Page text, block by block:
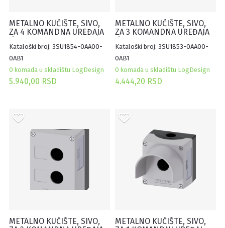
METALNO KUĆIŠTE, SIVO,
ZA 4 KOMANDNA UREĐAJA
ZA OZNAKE
Kataloški broj: 3SU1854-0AA00-
0AB1
0 komada u skladištu LogDesign
5.940,00 RSD
METALNO KUĆIŠTE, SIVO,
ZA 3 KOMANDNA UREĐAJA
ZA OZNAKE
Kataloški broj: 3SU1853-0AA00-
0AB1
0 komada u skladištu LogDesign
4.444,20 RSD
METALNO KUĆIŠTE, SIVO,
METALNO KUĆIŠTE, SIVO,